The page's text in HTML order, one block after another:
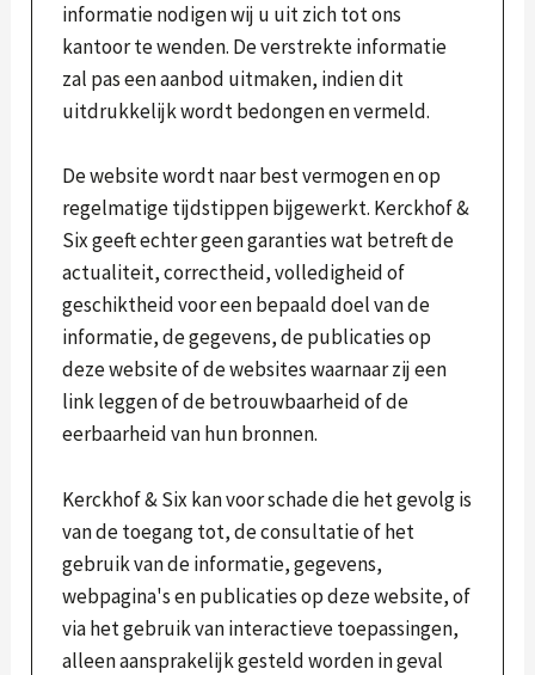
informatie nodigen wij u uit zich tot ons
kantoor te wenden. De verstrekte informatie
zal pas een aanbod uitmaken, indien dit
uitdrukkelijk wordt bedongen en vermeld.
De website wordt naar best vermogen en op
regelmatige tijdstippen bijgewerkt. Kerckhof &
Six geeft echter geen garanties wat betreft de
actualiteit, correctheid, volledigheid of
geschiktheid voor een bepaald doel van de
informatie, de gegevens, de publicaties op
deze website of de websites waarnaar zij een
link leggen of de betrouwbaarheid of de
eerbaarheid van hun bronnen.
Kerckhof & Six kan voor schade die het gevolg is
van de toegang tot, de consultatie of het
gebruik van de informatie, gegevens,
webpagina's en publicaties op deze website, of
via het gebruik van interactieve toepassingen,
alleen aansprakelijk gesteld worden in geval